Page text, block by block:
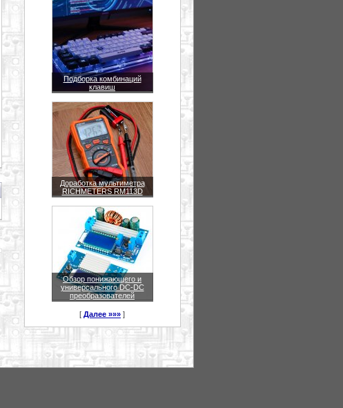
Подборка комбинаций
клавиш
Доработка мультиметра
RICHMETERS RM113D
Обзор понижающего и
универсального DC-DC
преобразователей
[ Далее »»» ]